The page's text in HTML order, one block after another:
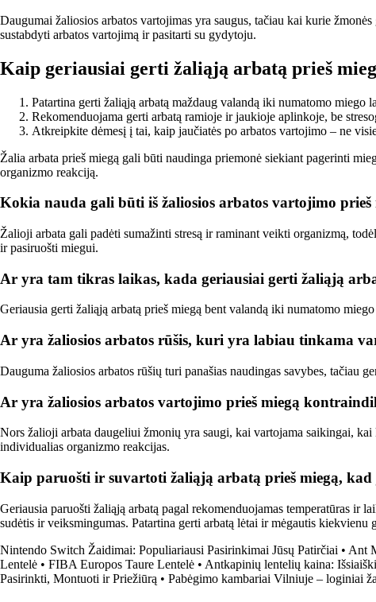
Daugumai žaliosios arbatos vartojimas yra saugus, tačiau kai kurie
sustabdyti arbatos vartojimą ir pasitarti su gydytoju.
Kaip geriausiai gerti žaliąją arbatą prieš
Patartina gerti žaliąją arbatą maždaug valandą iki numatomo miego
Rekomenduojama gerti arbatą ramioje ir jaukioje aplinkoje, be
Atkreipkite dėmesį į tai, kaip jaučiatės po arbatos vartojimo – ne
Žalia arbata prieš miegą gali būti naudinga priemonė siekiant pagerinti
organizmo reakciją.
Kokia nauda gali būti iš žaliosios arbatos vartojimo prieš
Žalioji arbata gali padėti sumažinti stresą ir raminant veikti organizmą,
ir pasiruošti miegui.
Ar yra tam tikras laikas, kada geriausiai gerti žaliąją
Geriausia gerti žaliąją arbatą prieš miegą bent valandą iki numatomo
Ar yra žaliosios arbatos rūšis, kuri yra labiau tinkama
Dauguma žaliosios arbatos rūšių turi panašias naudingas savybes, tačiau
Ar yra žaliosios arbatos vartojimo prieš miegą
Nors žalioji arbata daugeliui žmonių yra saugi, kai vartojama saikingai,
individualias organizmo reakcijas.
Kaip paruošti ir suvartoti žaliąją arbatą prieš miegą, kad
Geriausia paruošti žaliąją arbatą pagal rekomenduojamas temperatūras
sudėtis ir veiksmingumas. Patartina gerti arbatą lėtai ir mėgautis
Nintendo Switch Žaidimai: Populiariausi Pasirinkimai Jūsų Patirčiai • Ant
Lentelė • FIBA Europos Taure Lentelė • Antkapinių lentelių kaina:
Pasirinkti, Montuoti ir Priežiūrą • Pabėgimo kambariai Vilniuje – loginiai